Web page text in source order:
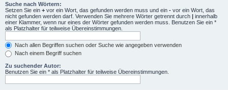
Suche nach Wörtern:
Setzen Sie ein + vor ein Wort, das gefunden werden muss und ein - vor ein Wort, das
nicht gefunden werden darf. Verwenden Sie mehrere Wörter getrennt durch | innerhalb
einer Klammer, wenn nur eines der Wörter gefunden werden muss. Benutzen Sie ein *
als Platzhalter für teilweise Übereinstimmungen.
Nach allen Begriffen suchen oder Suche wie angegeben verwenden
Nach einem Begriff suchen
Zu suchender Autor:
Benutzen Sie ein * als Platzhalter für teilweise Übereinstimmungen.